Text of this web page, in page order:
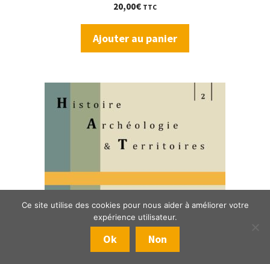
20,00€ TTC
Ajouter au panier
Ce site utilise des cookies pour nous aider à améliorer votre
expérience utilisateur.
Ok Non